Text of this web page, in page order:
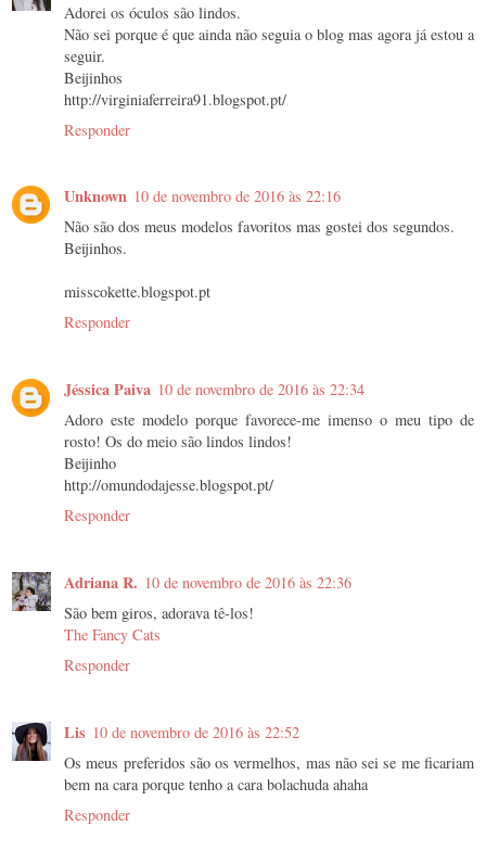
Adorei os óculos são lindos.
Não sei porque é que ainda não seguia o blog mas agora já estou a
seguir.
Beijinhos
http://virginiaferreira91.blogspot.pt/
Responder
Unknown 10 de novembro de 2016 às 22:16
Não são dos meus modelos favoritos mas gostei dos segundos.
Beijinhos.
misscokette.blogspot.pt
Responder
Jéssica Paiva 10 de novembro de 2016 às 22:34
Adoro este modelo porque favorece-me imenso o meu tipo de
rosto! Os do meio são lindos lindos!
Beijinho
http://omundodajesse.blogspot.pt/
Responder
Adriana R. 10 de novembro de 2016 às 22:36
São bem giros, adorava tê-los!
The Fancy Cats
Responder
Lis 10 de novembro de 2016 às 22:52
Os meus preferidos são os vermelhos, mas não sei se me ficariam
bem na cara porque tenho a cara bolachuda ahaha
Responder